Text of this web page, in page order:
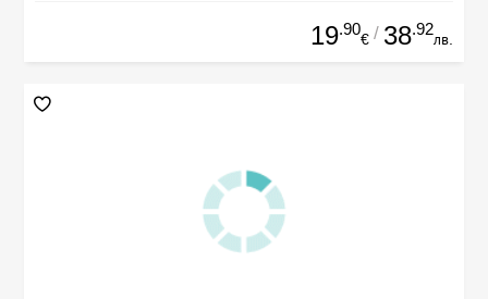
19.90
€ / 38.92
лв.